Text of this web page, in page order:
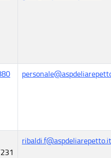
ribaldi.f@aspdeliarepetto.it